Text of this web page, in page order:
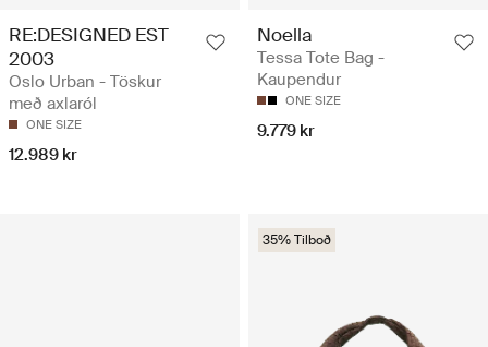
RE:DESIGNED EST
2003
Oslo Urban - Töskur
með axlaról
ONE SIZE
12.989 kr
Noella
Tessa Tote Bag -
Kaupendur
ONE SIZE
9.779 kr
35% Tilboð